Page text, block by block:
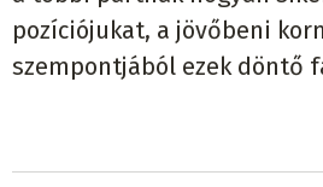
pozíciójukat, a jövőbeni
szempontjából ezek döntő